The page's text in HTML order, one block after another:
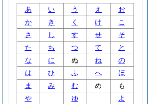
あ
い う え
お
か
き く け
こ
さ
し す せ
そ
た
ち つ て
と
な
に ぬ ね
の
は
ひ ふ へ
ほ
ま
み む め
も
や
ゆ
よ